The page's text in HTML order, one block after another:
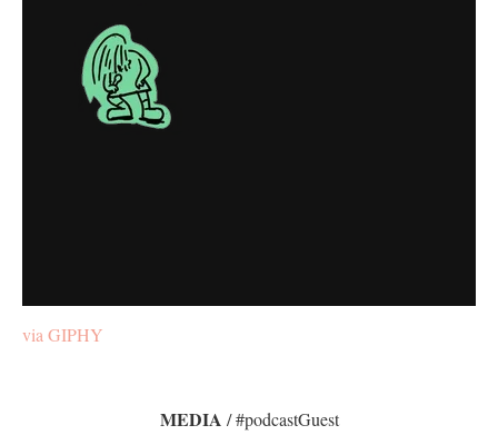
via GIPHY
MEDIA / #podcastGuest